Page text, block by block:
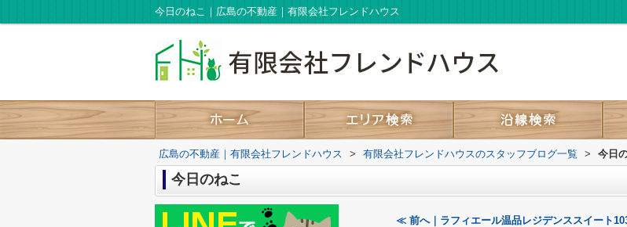
今日のねこ｜広島の不動産｜有限会社フレンドハウス
広島の不動産｜有限会社フレンドハウス > 有限会社フレンドハウスのスタッフブログ一覧 > 今日
今日のねこ
≪ 前へ｜ラフィエール温品レジデンススイート